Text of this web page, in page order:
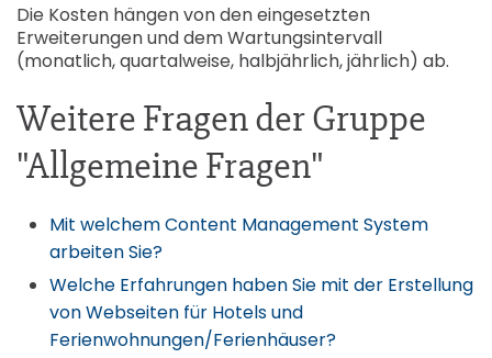
Die Kosten hängen von den eingesetzten
Erweiterungen und dem Wartungsintervall
(monatlich, quartalweise, halbjährlich, jährlich) ab.
Weitere Fragen der Gruppe
"Allgemeine Fragen"
Mit welchem Content Management System
arbeiten Sie?
Welche Erfahrungen haben Sie mit der Erstellung
von Webseiten für Hotels und
Ferienwohnungen/Ferienhäuser?